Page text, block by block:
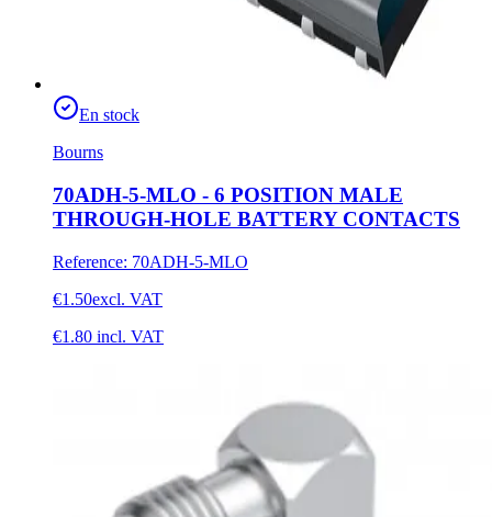
En stock
Bourns
70ADH-5-MLO - 6 POSITION MALE
THROUGH-HOLE BATTERY CONTACTS
Reference: 70ADH-5-MLO
€1.50excl. VAT
€1.80 incl. VAT